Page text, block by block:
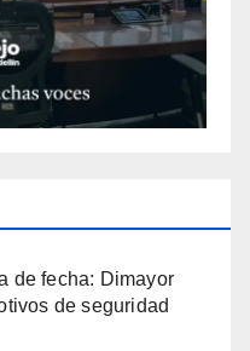
de fecha: Dimayor
de seguridad